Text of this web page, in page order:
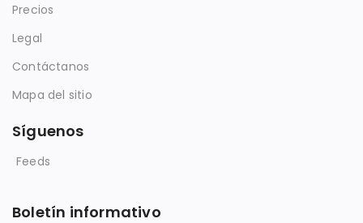
Precios
Legal
Contáctanos
Mapa del sitio
Síguenos
Feeds
Boletín informativo